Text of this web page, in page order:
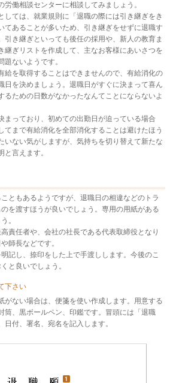
労働相談センターに相談してみましょう。
しては、就業規則に「退職の際には引き継ぎをき
てあることが多いため、引き継ぎをせずに退職す
引き継ぎといっても後任の採用や、新人の教育ま
継ぎリストを作成して、主なお客様にあいさつを
ないようです。
給を取得することはできませんので、有給消化の
日を決めましょう。退職日がすぐに決まって喜ん
るための日数がなかったなんてことにならないよ
まっており、初めての出勤日が迫っている場合
てまで有給消化を全部消化することは避けたほう
いない気がしますが、気持ちを切り替えて新たな
言えます。
ともあるようですが、退職日の相違などのトラ
を渡すほうが良いでしょう。専用の用紙がある
。
責任者や、会社の社長である代表取締役となり
師長などです。
記し、捺印をした上で手渡しします。今後のこ
と良いでしょう。
下さい
がない場合は、便箋を使い作成します。用意する
筒、黒ボールペン、印鑑です。冒頭には「退職
日付、署名、宛名を記入します。